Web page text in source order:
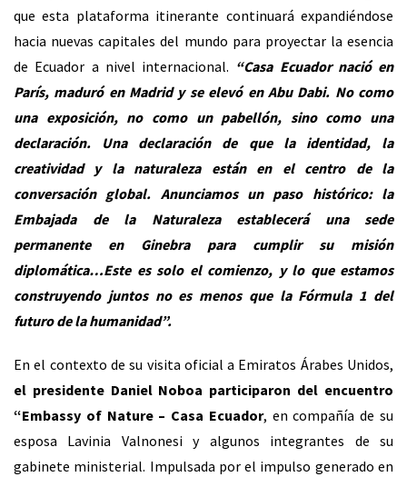
que esta plataforma itinerante continuará expandiéndose
hacia nuevas capitales del mundo para proyectar la esencia
de Ecuador a nivel internacional. “Casa Ecuador nació en
París, maduró en Madrid y se elevó en Abu Dabi. No como
una exposición, no como un pabellón, sino como una
declaración. Una declaración de que la identidad, la
creatividad y la naturaleza están en el centro de la
conversación global. Anunciamos un paso histórico: la
Embajada de la Naturaleza establecerá una sede
permanente en Ginebra para cumplir su misión
diplomática…Este es solo el comienzo, y lo que estamos
construyendo juntos no es menos que la Fórmula 1 del
futuro de la humanidad”.
En el contexto de su visita oficial a Emiratos Árabes Unidos,
el presidente Daniel Noboa participaron del encuentro
“Embassy of Nature – Casa Ecuador, en compañía de su
esposa Lavinia Valnonesi y algunos integrantes de su
gabinete ministerial. Impulsada por el impulso generado en